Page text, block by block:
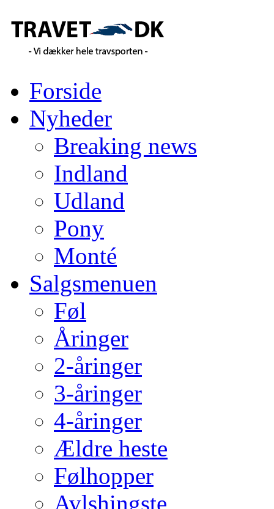
Forside
Nyheder
Breaking news
Indland
Udland
Pony
Monté
Salgsmenuen
Føl
Åringer
2-åringer
3-åringer
4-åringer
Ældre heste
Følhopper
Avlshingste